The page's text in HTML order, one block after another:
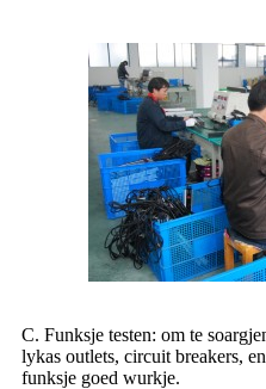
C. Funksje testen: om te
lykas outlets, circuit breakers,
funksje goed wurkje.